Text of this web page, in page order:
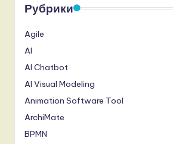
Рубрики
Agile
AI
AI Chatbot
AI Visual Modeling
Animation Software Tool
ArchiMate
BPMN